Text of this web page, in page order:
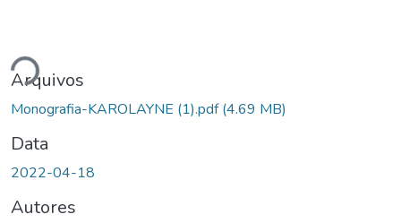
Arquivos
Monografia-KAROLAYNE (1).pdf(4.69 MB)
Data
2022-04-18
Autores